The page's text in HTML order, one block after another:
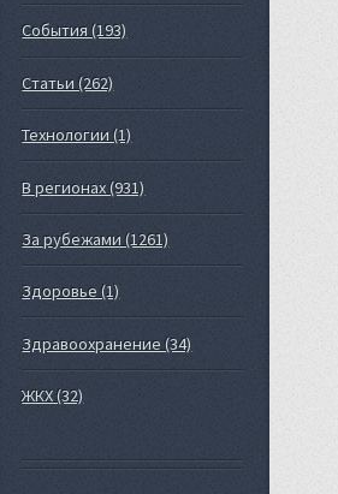
События (193)
Статьи (262)
Технологии (1)
В регионах (931)
За рубежами (1261)
Здоровье (1)
Здравоохранение (34)
ЖКХ (32)